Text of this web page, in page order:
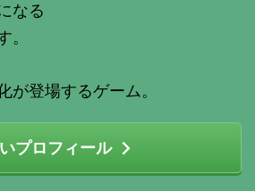
なる
。
が登場するゲーム。
プロフィール